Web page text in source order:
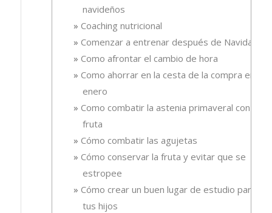
navideños
Coaching nutricional
Comenzar a entrenar después de Navidad
Como afrontar el cambio de hora
Como ahorrar en la cesta de la compra en
enero
Como combatir la astenia primaveral con
fruta
Cómo combatir las agujetas
Cómo conservar la fruta y evitar que se
estropee
Cómo crear un buen lugar de estudio para
tus hijos